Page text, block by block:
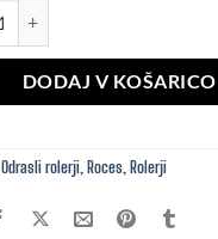
DODAJ V KOŠARICO
Odrasli rolerji Roces Rolerji